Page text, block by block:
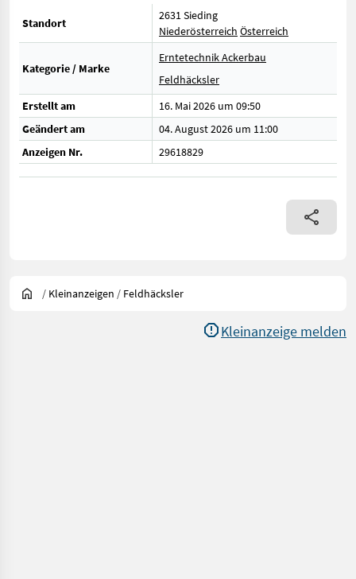
Standort
2631 Sieding
Niederösterreich Österreich
Kategorie / Marke
Erntetechnik Ackerbau
Feldhäcksler
Erstellt am
16. Mai 2026 um 09:50
Geändert am
04. August 2026 um 11:00
Anzeigen Nr.
29618829
/ Kleinanzeigen / Feldhäcksler
Kleinanzeige melden